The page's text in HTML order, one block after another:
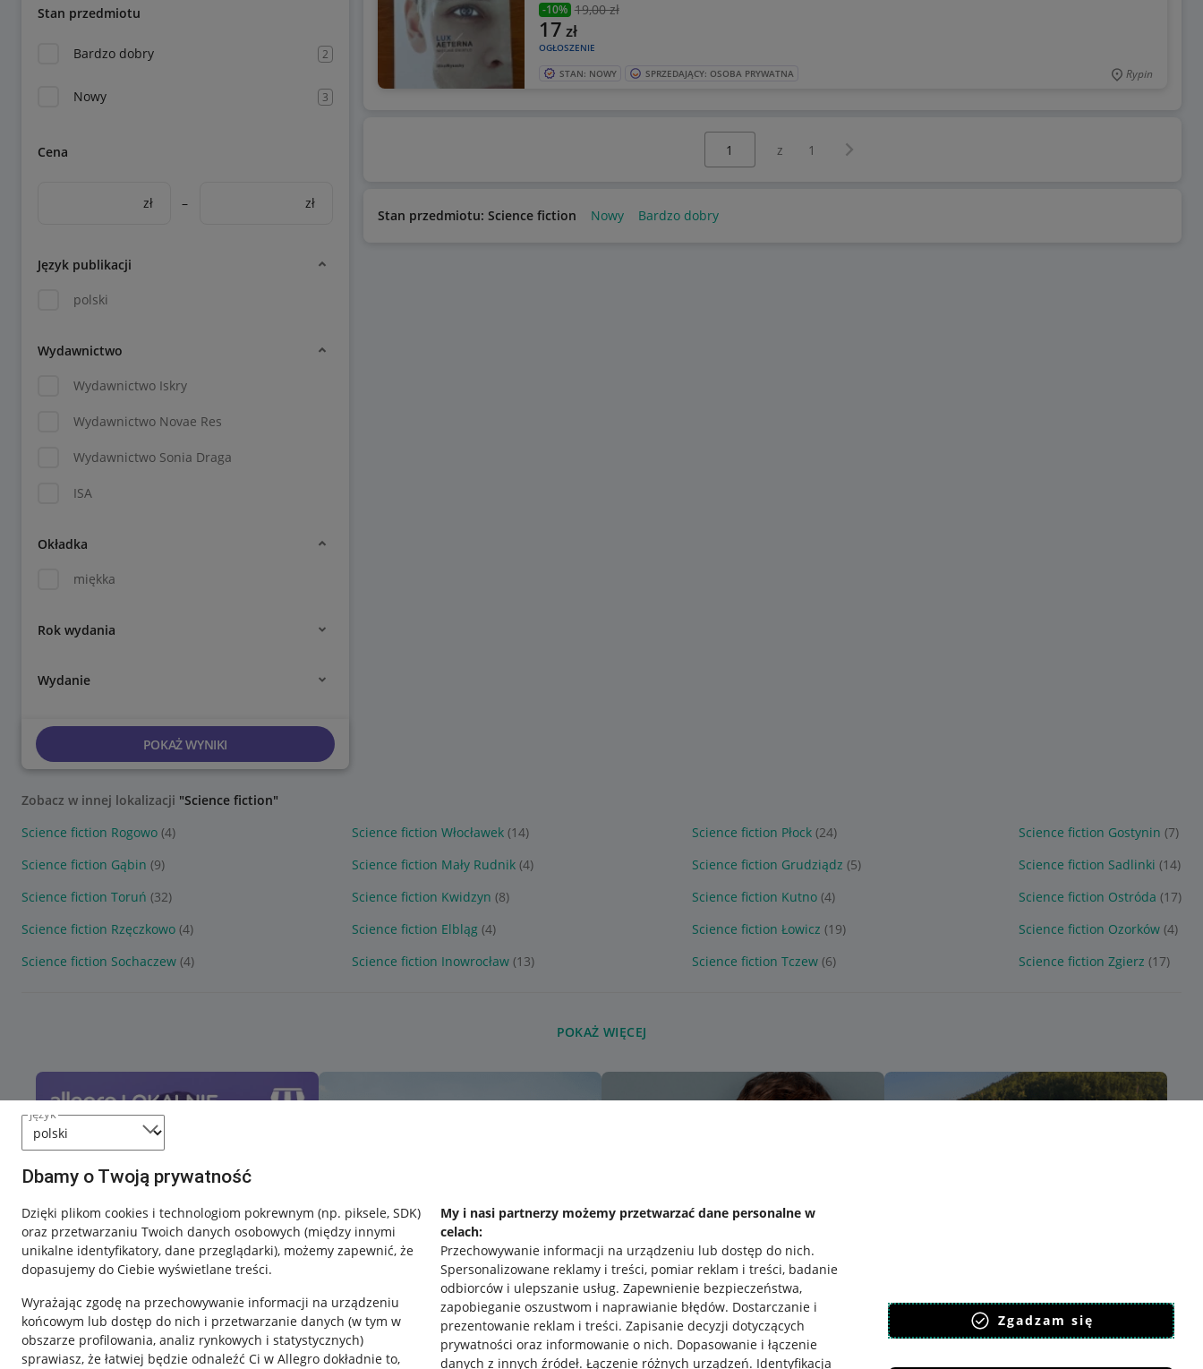
język
Dbamy o Twoją prywatność
Dzięki plikom cookies i technologiom pokrewnym (np. piksele, SDK)
oraz przetwarzaniu Twoich danych osobowych (między innymi
unikalne identyfikatory, dane przeglądarki), możemy zapewnić, że
dopasujemy do Ciebie wyświetlane treści.
Wyrażając zgodę na przechowywanie informacji na urządzeniu
końcowym lub dostęp do nich i przetwarzanie danych (w tym w
obszarze profilowania, analiz rynkowych i statystycznych)
sprawiasz, że łatwiej będzie odnaleźć Ci w Allegro dokładnie to,
My i nasi partnerzy możemy przetwarzać dane personalne w
celach:
Przechowywanie informacji na urządzeniu lub dostęp do nich.
Spersonalizowane reklamy i treści, pomiar reklam i treści, badanie
odbiorców i ulepszanie usług. Zapewnienie bezpieczeństwa,
zapobieganie oszustwom i naprawianie błędów. Dostarczanie i
prezentowanie reklam i treści. Zapisanie decyzji dotyczących
prywatności oraz informowanie o nich. Dopasowanie i łączenie
danych z innych źródeł. Łączenie różnych urządzeń. Identyfikacja
Zgadzam się
Stan przedmiotu
Bardzo dobry 2
Nowy 3
Cena
zł – zł
Język publikacji
polski
Wydawnictwo
Wydawnictwo Iskry
Wydawnictwo Novae Res
Wydawnictwo Sonia Draga
ISA
Okładka
miękka
Rok wydania
Wydanie
POKAŻ WYNIKI
-10% 19,00 zł
OGŁOSZENIE
17 zł
STAN: NOWY SPRZEDAJĄCY: OSOBA PRYWATNA Rypin
z 1 Następna strona
Stan przedmiotu: Science fiction Nowy Bardzo dobry
Zobacz w innej lokalizacji "Science fiction"
Science fiction Rogowo (4) Science fiction Włocławek (14) Science fiction Płock (24) Science fiction Gostynin (7)
Science fiction Gąbin (9) Science fiction Mały Rudnik (4) Science fiction Grudziądz (5) Science fiction Sadlinki (14)
Science fiction Toruń (32) Science fiction Kwidzyn (8) Science fiction Kutno (4) Science fiction Ostróda (17)
Science fiction Rzęczkowo (4) Science fiction Elbląg (4) Science fiction Łowicz (19) Science fiction Ozorków (4)
Science fiction Sochaczew (4) Science fiction Inowrocław (13) Science fiction Tczew (6) Science fiction Zgierz (17)
POKAŻ WIĘCEJ